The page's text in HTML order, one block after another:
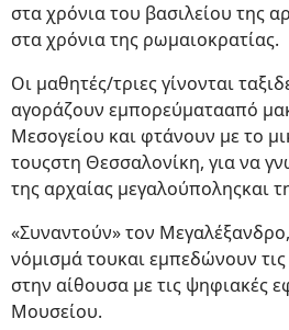
στα χρόνια του βασιλείου της
στα χρόνια της ρωμαιοκρατίας.
Οι μαθητές/τριες γίνονται
αγοράζουν εμπορεύματααπό
Μεσογείου και φτάνουν με το
τουςστη Θεσσαλονίκη, για να
της αρχαίας μεγαλούποληςκαι
«Συναντούν» τον
νόμισμά τουκαι εμπεδώνουν τις
στην αίθουσα με τις ψηφιακές
Μουσείου.